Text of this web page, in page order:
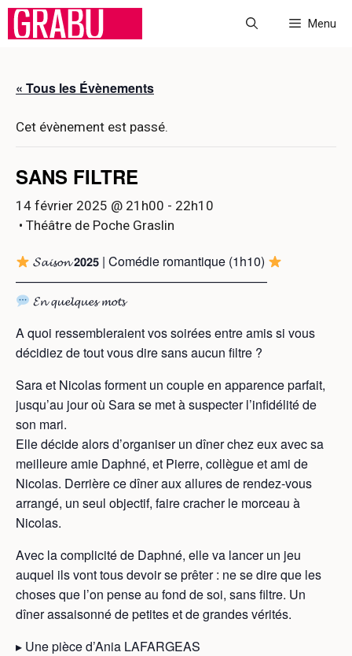
Aller
Menu
« Tous les Évènements
Cet évènement est passé.
SANS FILTRE
14 février 2025 @ 21h00 - 22h10
• Théâtre de Poche Graslin
𝓢𝓪𝓲𝓼𝓸𝓷 𝟮𝟬𝟮𝟱 | Comédie romantique (1h10)
————————————————————
𝓔𝓷 𝓺𝓾𝓮𝓵𝓺𝓾𝓮𝓼 𝓶𝓸𝓽𝓼
A quoi ressembleraient vos soirées entre amis si vous
décidiez de tout vous dire sans aucun filtre ?
Sara et Nicolas forment un couple en apparence parfait,
jusqu’au jour où Sara se met à suspecter l’infidélité de
son mari.
Elle décide alors d’organiser un dîner chez eux avec sa
meilleure amie Daphné, et Pierre, collègue et ami de
Nicolas. Derrière ce dîner aux allures de rendez-vous
arrangé, un seul objectif, faire cracher le morceau à
Nicolas.
Avec la complicité de Daphné, elle va lancer un jeu
auquel ils vont tous devoir se prêter : ne se dire que les
choses que l’on pense au fond de soi, sans filtre. Un
dîner assaisonné de petites et de grandes vérités.
▸ Une pièce d’Ania LAFARGEAS